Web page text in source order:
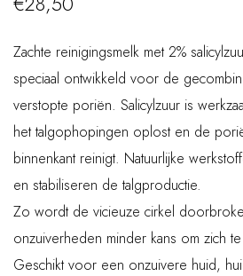
Zachte reinigingsmelk met 2%
speciaal ontwikkeld voor de
verstopte poriën. Salicylzuur is
het talgophopingen oplost en de
binnenkant reinigt. Natuurlijke
en stabiliseren de talgproductie.
Zo wordt de vicieuze cirkel
onzuiverheden minder kans om zich
Geschikt voor een onzuivere huid,